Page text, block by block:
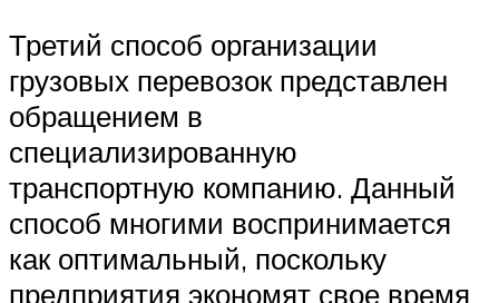
Третий способ организации
грузовых перевозок представлен
обращением в
специализированную
транспортную компанию. Данный
способ многими воспринимается
как оптимальный, поскольку
предприятия экономят свое время